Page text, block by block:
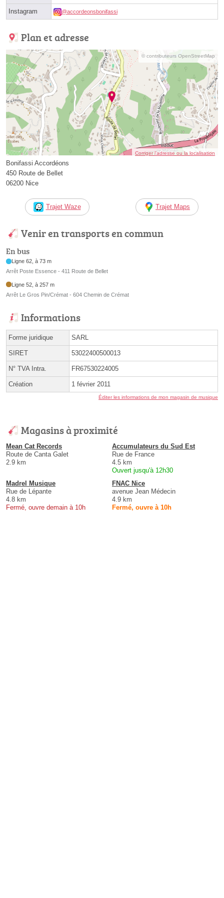
Instagram @accordeonsbonifassi
Plan et adresse
© contributeurs OpenStreetMap
Corriger l’adresse ou la localisation
Bonifassi Accordéons
450 Route de Bellet
06200 Nice
Trajet Waze Trajet Maps
Venir en transports en commun
En bus
Ligne 62, à 73 m
Arrêt Poste Essence - 411 Route de Bellet
Ligne 52, à 257 m
Arrêt Le Gros Pin/Crémat - 604 Chemin de Crémat
Informations
Forme juridique SARL
SIRET 53022400500013
N° TVA Intra. FR67530224005
Création 1 février 2011
Éditer les informations de mon magasin de musique
Magasins à proximité
Mean Cat Records
Route de Canta Galet
2.9 km
Accumulateurs du Sud Est
Rue de France
4.5 km
Ouvert jusqu'à 12h30
Madrel Musique
Rue de Lépante
4.8 km
Fermé, ouvre demain à 10h
FNAC Nice
avenue Jean Médecin
4.9 km
Fermé, ouvre à 10h